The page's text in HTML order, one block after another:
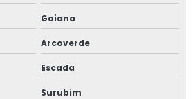
Goiana
Arcoverde
Escada
Surubim